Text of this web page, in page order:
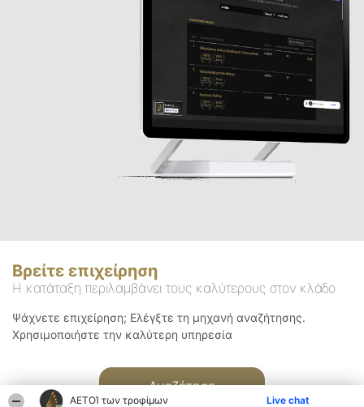
ΑΕΤΟΊ των τροφίμων Live chat
Βρείτε επιχείρηση
Η κατάταξη περιλαμβάνει τους καλύτερους στον κλάδο
Ψάχνετε επιχείρηση; Ελέγξτε τη μηχανή αναζήτησης.
Χρησιμοποιήστε την καλύτερη υπηρεσία
Αναζήτηση